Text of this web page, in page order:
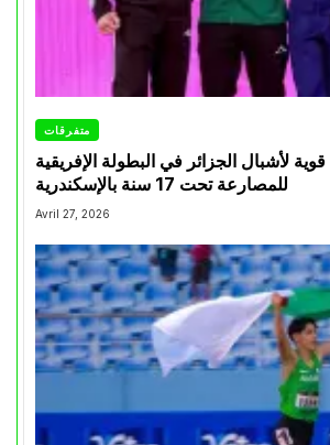
متفرقات
قوية لأشبال الجزائر في البطولة الإفريقية
للمصارعة تحت 17 سنة بالإسكندرية
Avril 27, 2026